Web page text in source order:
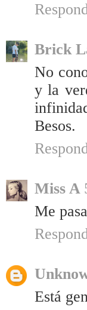
Brick
No
y la
Besos.
Miss A
Me
Está